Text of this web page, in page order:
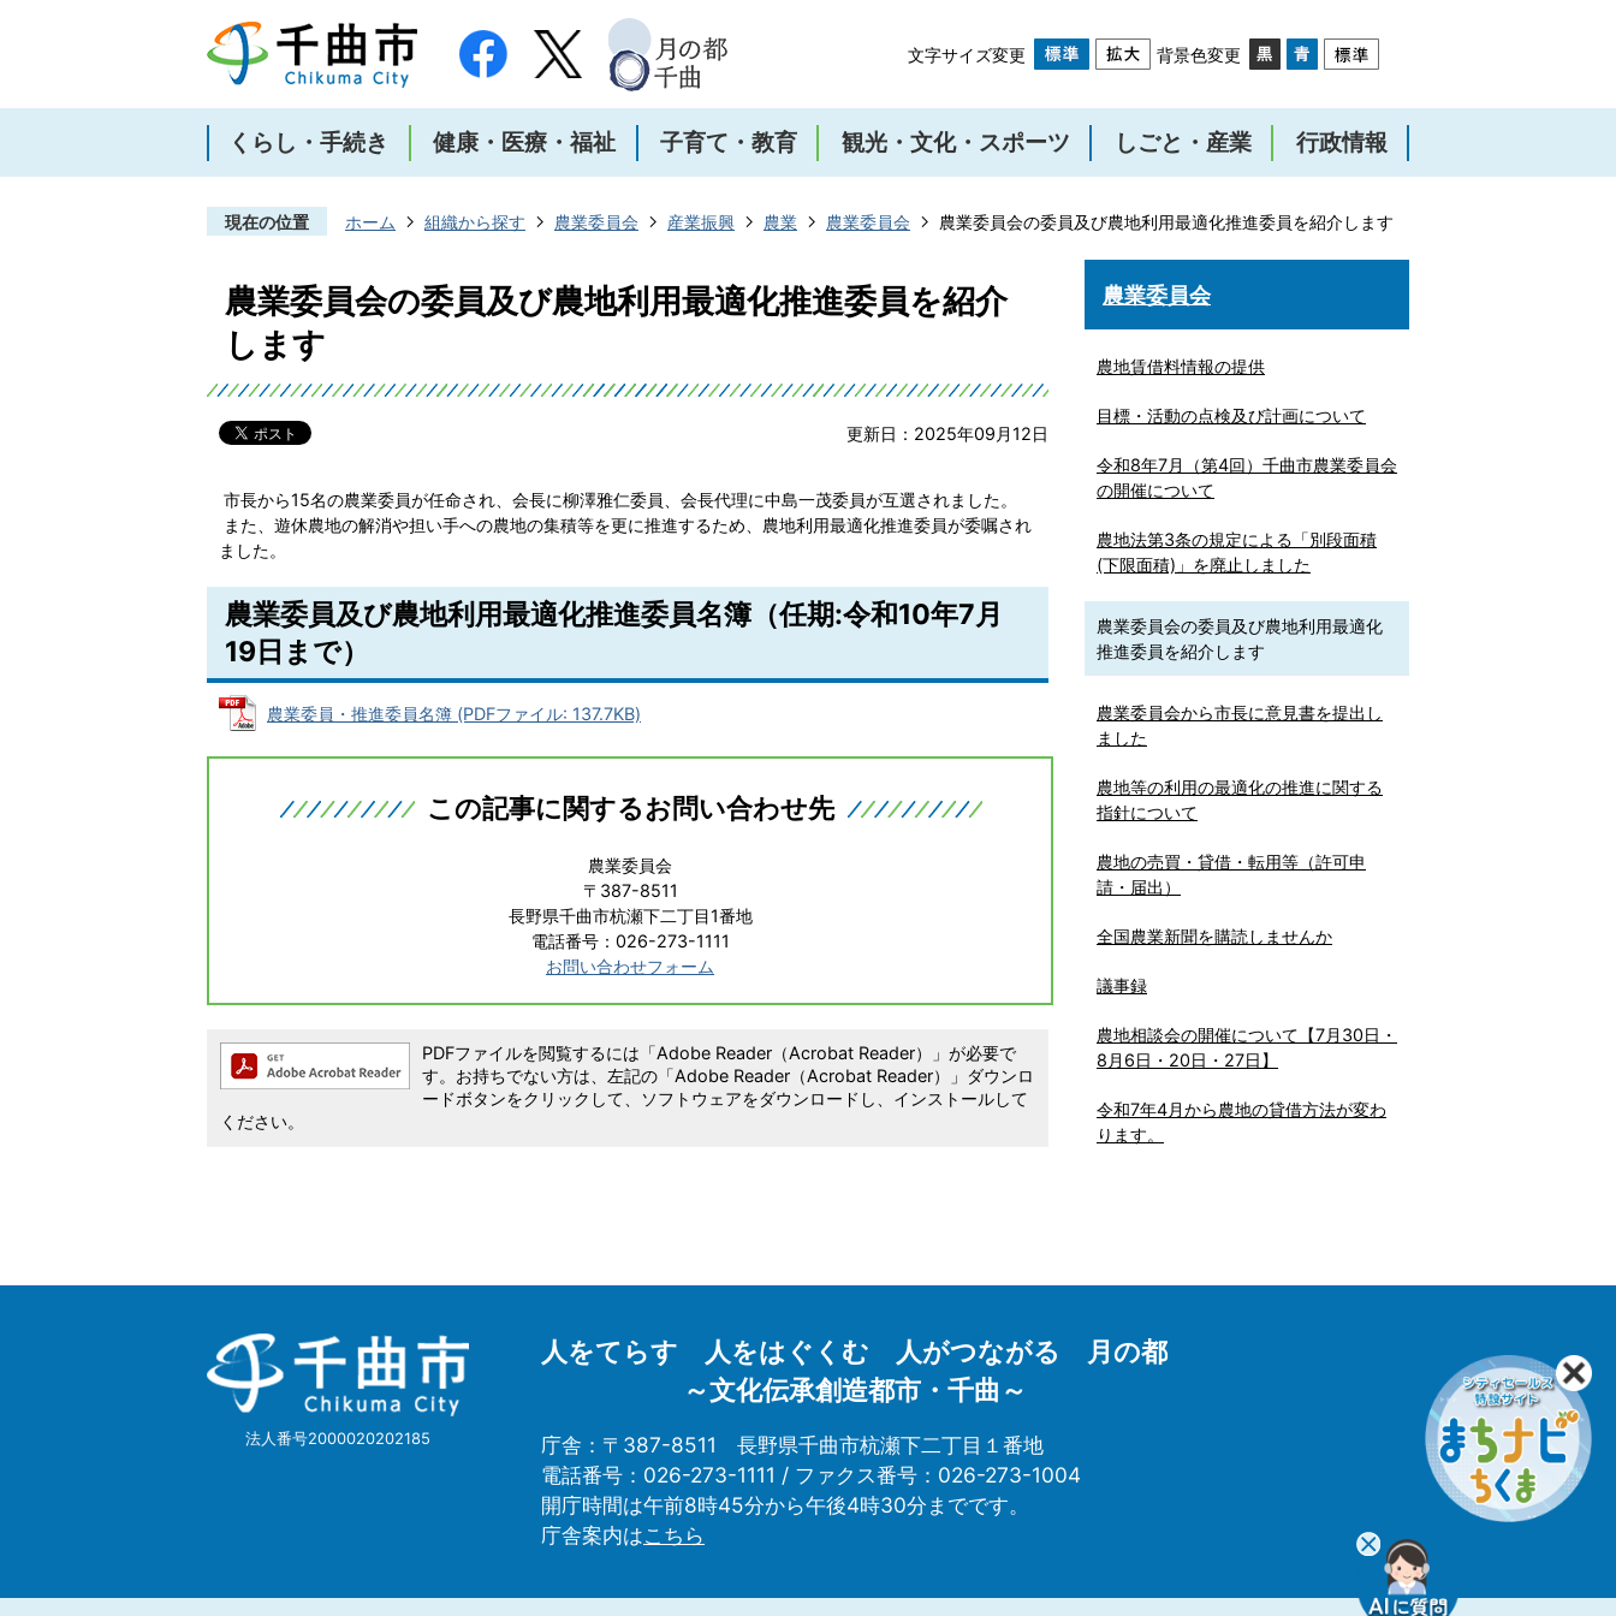
文字サイズ変更 背景色変更
くらし・手続き 健康・医療・福祉 子育て・教育 観光・文化・スポーツ しごと・産業 行政情報
現在の位置 ホーム 組織から探す 農業委員会 産業振興 農業 農業委員会 農業委員会の委員及び農地利用最適化推進委員を紹介します
農業委員会の委員及び農地利用最適化推進委員を紹介
します
更新日：2025年09月12日
市長から15名の農業委員が任命され、会長に柳澤雅仁委員、会長代理に中島一茂委員が互選されました。
また、遊休農地の解消や担い手への農地の集積等を更に推進するため、農地利用最適化推進委員が委嘱され
ました。
農業委員及び農地利用最適化推進委員名簿（任期:令和10年7月
19日まで）
農業委員・推進委員名簿 (PDFファイル: 137.7KB)
この記事に関するお問い合わせ先
農業委員会
〒387-8511
長野県千曲市杭瀬下二丁目1番地
電話番号：026-273-1111
お問い合わせフォーム
PDFファイルを閲覧するには「Adobe Reader（Acrobat Reader）」が必要で
す。お持ちでない方は、左記の「Adobe Reader（Acrobat Reader）」ダウンロ
ードボタンをクリックして、ソフトウェアをダウンロードし、インストールして
ください。
農業委員会
農地賃借料情報の提供
目標・活動の点検及び計画について
令和8年7月（第4回）千曲市農業委員会
の開催について
農地法第3条の規定による「別段面積
(下限面積)」を廃止しました
農業委員会の委員及び農地利用最適化
推進委員を紹介します
農業委員会から市長に意見書を提出し
ました
農地等の利用の最適化の推進に関する
指針について
農地の売買・貸借・転用等（許可申
請・届出）
全国農業新聞を購読しませんか
議事録
農地相談会の開催について【7月30日・
8月6日・20日・27日】
令和7年4月から農地の貸借方法が変わ
ります。
千
曲
市
Chikuma
法人番号2000020202185
人をてらす 人をはぐくむ 人がつながる 月の都
～文化伝承創造都市・千曲～
庁舎：〒387-8511
長野県千曲市杭瀬下二丁目１番地
電話番号：026-273-1111 / ファクス番号：026-273-1004
開庁時間は午前8時45分から午後4時30分までです。
庁舎案内はこちら